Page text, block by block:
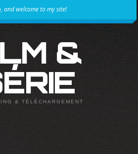
and welcome to my site!
& TÉLÉCHARGEMENT